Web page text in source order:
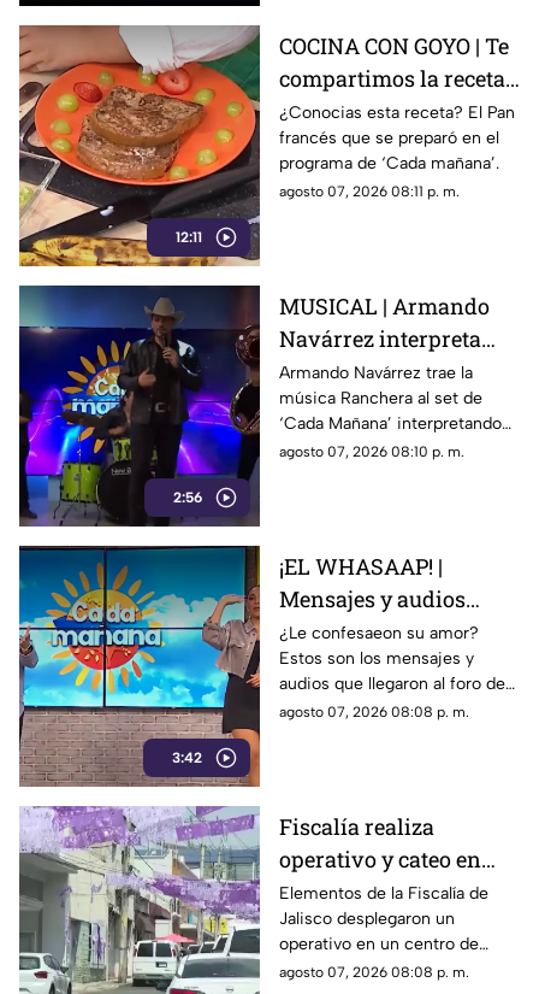
12:11
COCINA CON GOYO | Te
compartimos la receta
de un delicioso pan
francés
¿Conocias esta receta? El Pan
francés que se preparó en el
programa de ‘Cada mañana’.
agosto 07, 2026 08:11 p. m.
2:56
MUSICAL | Armando
Navárrez interpreta
'Corazón en modo
Avión' EN VIVO
Armando Navárrez trae la
música Ranchera al set de
‘Cada Mañana’ interpretando
su canción ‘Corazón en modo
agosto 07, 2026 08:10 p. m.
3:42
¡EL WHASAAP! |
Mensajes y audios
llegaron al foro de
'Cada mañana'; parte 1
¿Le confesaeon su amor?
Estos son los mensajes y
audios que llegaron al foro de
‘Cada mañana’ estuvieron
agosto 07, 2026 08:08 p. m.
Fiscalía realiza
operativo y cateo en
anexo de la colonia
Olímpica en
Guadalajara
Elementos de la Fiscalía de
Jalisco desplegaron un
operativo en un centro de
rehabilitación de la colonia
agosto 07, 2026 08:08 p. m.